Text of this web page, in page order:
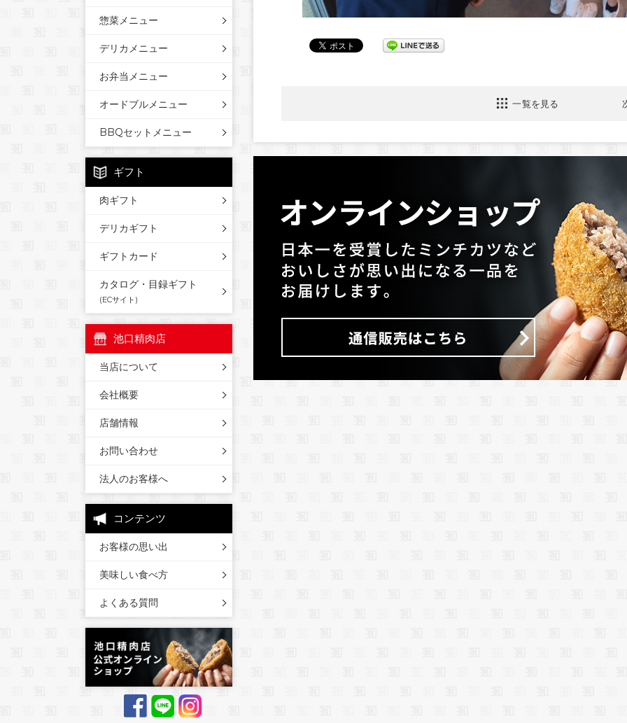
一覧を見る
惣菜メニュー
デリカメニュー
お弁当メニュー
オードブルメニュー
BBQセットメニュー
ギフト
肉ギフト
デリカギフト
ギフトカード
カタログ・目録ギフト
(ECサイト)
池口精肉店
当店について
会社概要
店舗情報
お問い合わせ
法人のお客様へ
コンテンツ
お客様の思い出
美味しい食べ方
よくある質問